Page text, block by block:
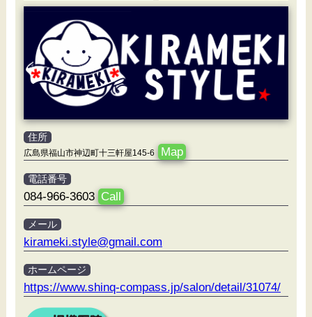
住所
広島県福山市神辺町十三軒屋145-6 Map
電話番号
084-966-3603 Call
メール
kirameki.style@gmail.com
ホームページ
https://www.shinq-compass.jp/salon/detail/31074/